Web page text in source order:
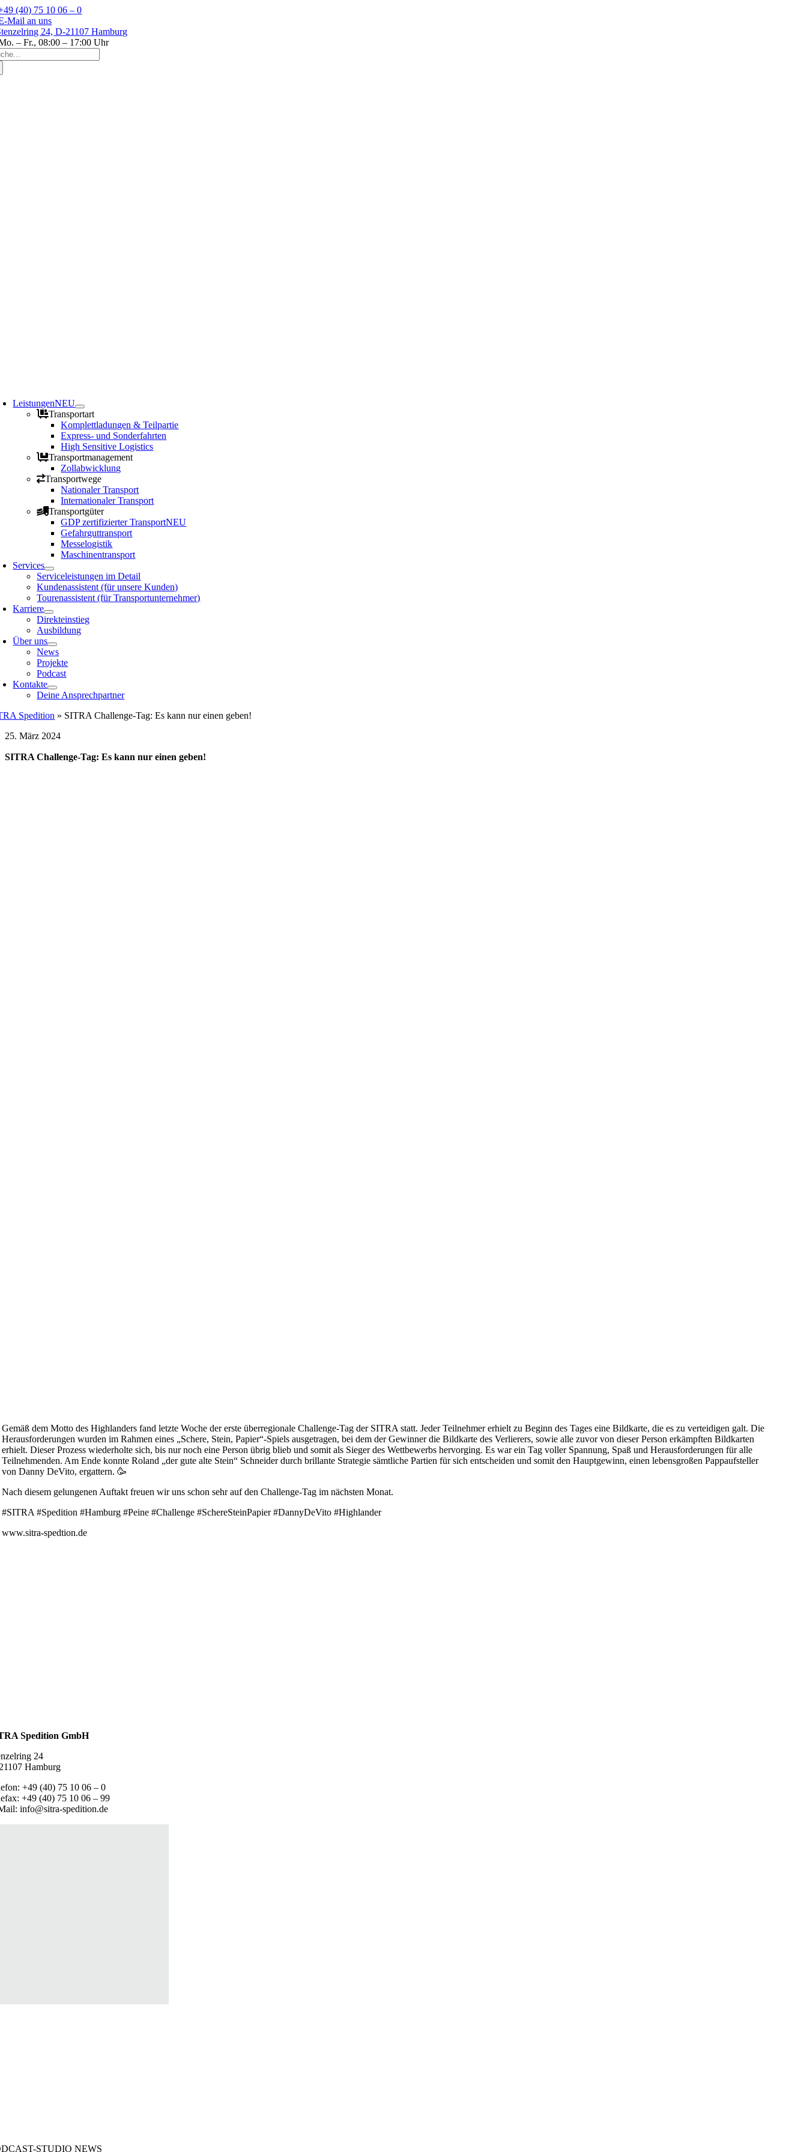
Zum
Inhalt
springen
(40) 75 10 06 – 0
Mail an uns
24, D-21107 Hamburg
– Fr., 08:00 – 17:00 Uhr
LeistungenNEU
Transportart
Komplettladungen & Teilpartie
Express- und Sonderfahrten
High Sensitive Logistics
Transportmanagement
Zollabwicklung
Transportwege
Nationaler Transport
Internationaler Transport
Transportgüter
GDP zertifizierter TransportNEU
Gefahrguttransport
Messelogistik
Maschinentransport
Services
Serviceleistungen im Detail
Kundenassistent (für unsere Kunden)
Tourenassistent (für Transportunternehmer)
Karriere
Direkteinstieg
Ausbildung
Über uns
News
Projekte
Podcast
Kontakte
Deine Ansprechpartner
Spedition » SITRA Challenge-Tag: Es kann nur einen geben!
25. März 2024
SITRA Challenge-Tag: Es kann nur einen geben!
Gemäß dem Motto des Highlanders fand letzte Woche der erste überregionale Challenge-Tag der SITRA statt. Jeder Teilnehmer erhielt zu Beginn des Tages eine Bildkarte, die es zu verteidigen galt. Die
Herausforderungen wurden im Rahmen eines „Schere, Stein, Papier“-Spiels ausgetragen, bei dem der Gewinner die Bildkarte des Verlierers, sowie alle zuvor von dieser Person erkämpften Bildkarten
erhielt. Dieser Prozess wiederholte sich, bis nur noch eine Person übrig blieb und somit als Sieger des Wettbewerbs hervorging. Es war ein Tag voller Spannung, Spaß und Herausforderungen für alle
Teilnehmenden. Am Ende konnte Roland „der gute alte Stein“ Schneider durch brillante Strategie sämtliche Partien für sich entscheiden und somit den Hauptgewinn, einen lebensgroßen Pappaufsteller
von Danny DeVito, ergattern. 🥳
Nach diesem gelungenen Auftakt freuen wir uns schon sehr auf den Challenge-Tag im nächsten Monat.
#SITRA #Spedition #Hamburg #Peine #Challenge #SchereSteinPapier #DannyDeVito #Highlander
www.sitra-spedtion.de
Spedition GmbH
24
Hamburg
+49 (40) 75 10 06 – 0
+49 (40) 75 10 06 – 99
info@sitra-spedition.de
STUDIO NEWS